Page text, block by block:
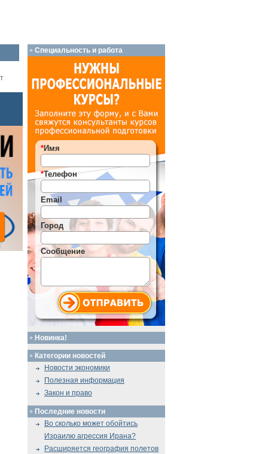
Специальность и работа
*Имя
*Телефон
Email
Город
Сообщение
Новинка!
Категории новостей
Новости экономики
Полезная информация
Закон и право
Последние новости
Во сколько может обойтись
Израилю агрессия Ирана?
Расширяется география полетов